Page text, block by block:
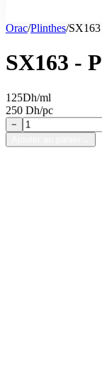
Orac/Plinthes/SX163
SX163 -
125Dh/ml
250 Dh/pc
−